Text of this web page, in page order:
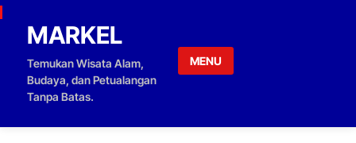
Skip to content
MARKEL
Temukan Wisata Alam,
Budaya, dan Petualangan
Tanpa Batas.
MENU